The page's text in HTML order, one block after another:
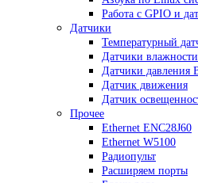
Работа с GPIO и
Датчики
Температурный
Датчики
Датчики давления
Датчик движения
Датчик
Прочее
Ethernet ENC28J60
Ethernet W5100
Радиопульт
Расширяем порты